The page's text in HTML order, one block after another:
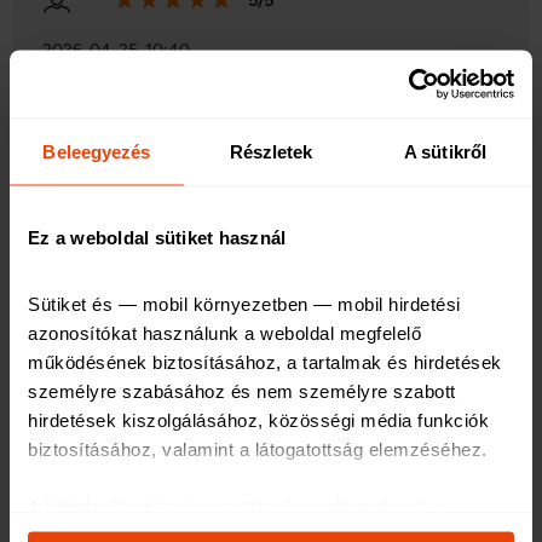
Beleegyezés Részletek A sütikről
Ez a weboldal sütiket használ
Sütiket és — mobil környezetben — mobil hirdetési
azonosítókat használunk a weboldal megfelelő
működésének biztosításához, a tartalmak és hirdetések
személyre szabásához és nem személyre szabott
hirdetések kiszolgálásához, közösségi média funkciók
biztosításához, valamint a látogatottság elemzéséhez.
weboldal működéséhez, ezért ezek nem kapcsolhatók ki
2026. 04. 25. 10:40
Utazás előtt:
internetes felületen kiválasztani a nekem megfelelő
Utazás alatt:
Utazás után:
2026. 04. 16. 11:33